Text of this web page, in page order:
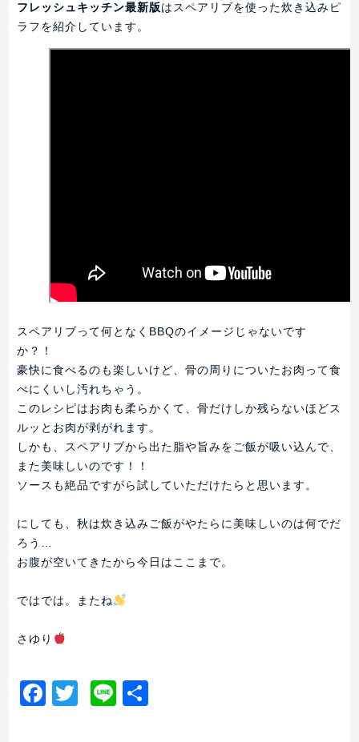
フレッシュキッチン最新版はスペアリブを使った炊き込みピ
ラフを紹介しています。
スペアリブって何となくBBQのイメージじゃないです
か？！
豪快に食べるのも楽しいけど、骨の周りについたお肉って食
べにくいし汚れちゃう。
このレシピはお肉も柔らかくて、骨だけしか残らないほどス
ルッとお肉が剥がれます。
しかも、スペアリブから出た脂や旨みをご飯が吸い込んで、
また美味しいのです！！
ソースも絶品ですがら試していただけたらと思います。
にしても、秋は炊き込みご飯がやたらに美味しいのは何でだ
ろう…
お腹が空いてきたから今日はここまで。
ではでは。またね
さゆり
Facebook
Twitter
Line